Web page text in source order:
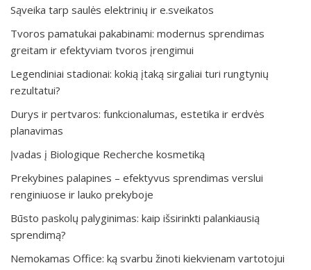
Sąveika tarp saulės elektrinių ir e.sveikatos
Tvoros pamatukai pakabinami: modernus sprendimas
greitam ir efektyviam tvoros įrengimui
Legendiniai stadionai: kokią įtaką sirgaliai turi rungtynių
rezultatui?
Durys ir pertvaros: funkcionalumas, estetika ir erdvės
planavimas
Įvadas į Biologique Recherche kosmetiką
Prekybines palapines – efektyvus sprendimas verslui
renginiuose ir lauko prekyboje
Būsto paskolų palyginimas: kaip išsirinkti palankiausią
sprendimą?
Nemokamas Office: ką svarbu žinoti kiekvienam vartotojui